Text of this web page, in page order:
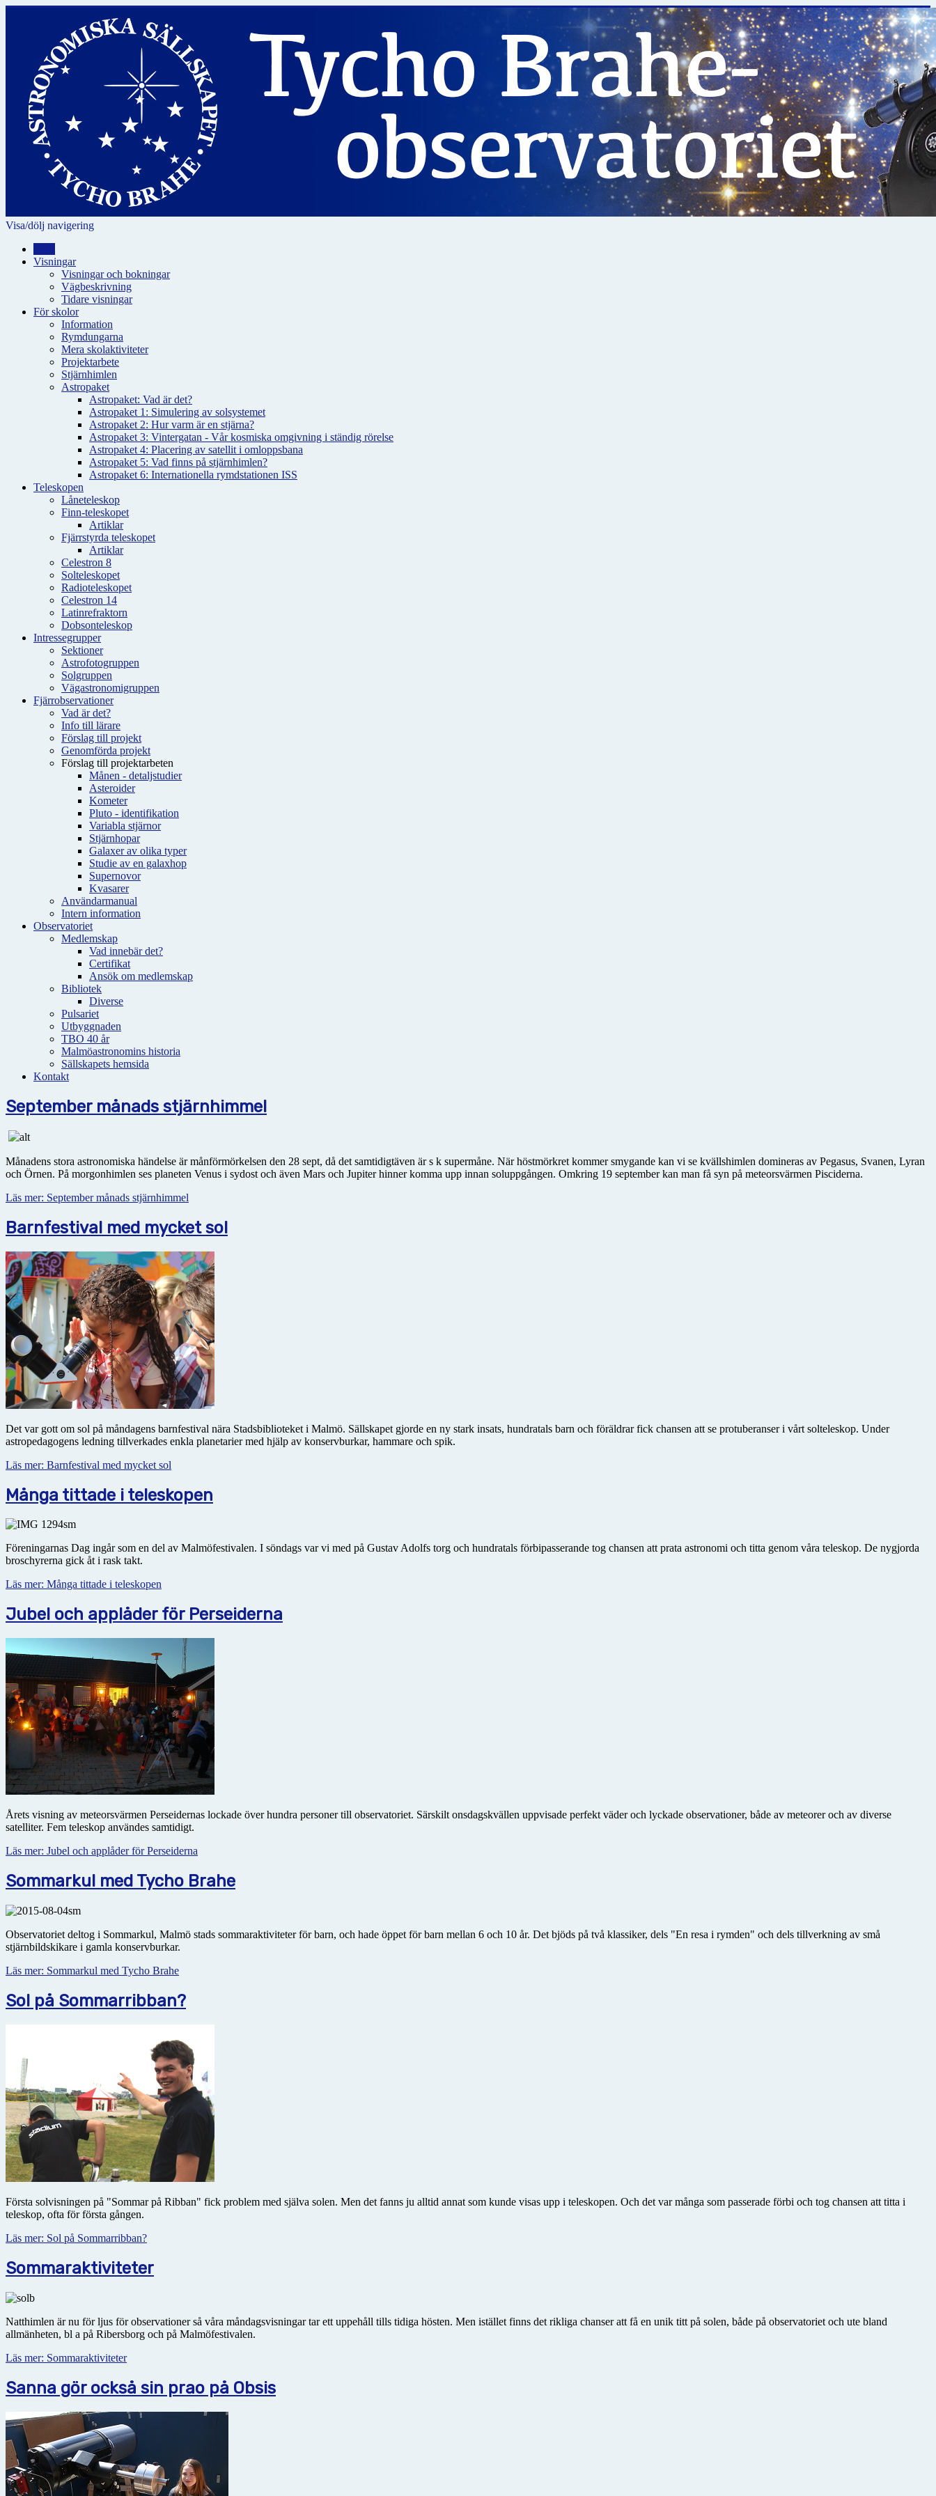
Visa/dölj navigering
Visningar
Visningar och bokningar
Vägbeskrivning
Tidare visningar
För skolor
Information
Rymdungarna
Mera skolaktiviteter
Projektarbete
Stjärnhimlen
Astropaket
Astropaket: Vad är det?
Astropaket 1: Simulering av solsystemet
Astropaket 2: Hur varm är en stjärna?
Astropaket 3: Vintergatan - Vår kosmiska omgivning i ständig rörelse
Astropaket 4: Placering av satellit i omloppsbana
Astropaket 5: Vad finns på stjärnhimlen?
Astropaket 6: Internationella rymdstationen ISS
Teleskopen
Låneteleskop
Finn-teleskopet
Artiklar
Fjärrstyrda teleskopet
Artiklar
Celestron 8
Solteleskopet
Radioteleskopet
Celestron 14
Latinrefraktorn
Dobsonteleskop
Intressegrupper
Sektioner
Astrofotogruppen
Solgruppen
Vägastronomigruppen
Fjärrobservationer
Vad är det?
Info till lärare
Förslag till projekt
Genomförda projekt
Förslag till projektarbeten
Månen - detaljstudier
Asteroider
Kometer
Pluto - identifikation
Variabla stjärnor
Stjärnhopar
Galaxer av olika typer
Studie av en galaxhop
Supernovor
Kvasarer
Användarmanual
Intern information
Observatoriet
Medlemskap
Vad innebär det?
Certifikat
Ansök om medlemskap
Bibliotek
Diverse
Pulsariet
Utbyggnaden
TBO 40 år
Malmöastronomins historia
Sällskapets hemsida
Kontakt
September månads stjärnhimmel
Månadens stora astronomiska händelse är månförmörkelsen den 28 sept, då det samtidigtäven är s k supermåne. När höstmörkret kommer smygande kan vi se kvällshimlen domineras av Pegasus, Svanen, Lyran
och Örnen. På morgonhimlen ses planeten Venus i sydost och även Mars och Jupiter hinner komma upp innan soluppgången. Omkring 19 september kan man få syn på meteorsvärmen Pisciderna.
Läs mer: September månads stjärnhimmel
Barnfestival med mycket sol
Det var gott om sol på måndagens barnfestival nära Stadsbiblioteket i Malmö. Sällskapet gjorde en ny stark insats, hundratals barn och föräldrar fick chansen att se protuberanser i vårt solteleskop. Under
astropedagogens ledning tillverkades enkla planetarier med hjälp av konservburkar, hammare och spik.
Läs mer: Barnfestival med mycket sol
Många tittade i teleskopen
Föreningarnas Dag ingår som en del av Malmöfestivalen. I söndags var vi med på Gustav Adolfs torg och hundratals förbipasserande tog chansen att prata astronomi och titta genom våra teleskop. De nygjorda
broschyrerna gick åt i rask takt.
Läs mer: Många tittade i teleskopen
Jubel och applåder för Perseiderna
Årets visning av meteorsvärmen Perseidernas lockade över hundra personer till observatoriet. Särskilt onsdagskvällen uppvisade perfekt väder och lyckade observationer, både av meteorer och av diverse
satelliter. Fem teleskop användes samtidigt.
Läs mer: Jubel och applåder för Perseiderna
Sommarkul med Tycho Brahe
Observatoriet deltog i Sommarkul, Malmö stads sommaraktiviteter för barn, och hade öppet för barn mellan 6 och 10 år. Det bjöds på två klassiker, dels "En resa i rymden" och dels tillverkning av små
stjärnbildskikare i gamla konservburkar.
Läs mer: Sommarkul med Tycho Brahe
Sol på Sommarribban?
Första solvisningen på "Sommar på Ribban" fick problem med själva solen. Men det fanns ju alltid annat som kunde visas upp i teleskopen. Och det var många som passerade förbi och tog chansen att titta i
teleskop, ofta för första gången.
Läs mer: Sol på Sommarribban?
Sommaraktiviteter
Natthimlen är nu för ljus för observationer så våra måndagsvisningar tar ett uppehåll tills tidiga hösten. Men istället finns det rikliga chanser att få en unik titt på solen, både på observatoriet och ute bland
allmänheten, bl a på Ribersborg och på Malmöfestivalen.
Läs mer: Sommaraktiviteter
Sanna gör också sin prao på Obsis